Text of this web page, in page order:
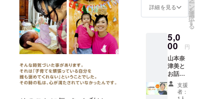
つきま
して
クト終
了後、
山本奈
津美か
ら連絡
をメー
ルさせ
て頂
るダイ
エット
なたに
お伝え
しま
す。セ
ミナー
を受け
たその
日から
る。成
のやり
方を知
りた
い。そ
んなあ
なたに
オスス
メのダ
認でき
惑メー
ルフォ
ご確認
くださ
い。 ==
ダイ
エット
アーカ
イブ
分）の
URL
は、7月
末まで
に視聴
URLを
メール
致しま
詳細を見る ー
ン
を
選
択
す
る
5,0
00 円
山本奈
津美と
お話し
する
（50
分）
支援
者：